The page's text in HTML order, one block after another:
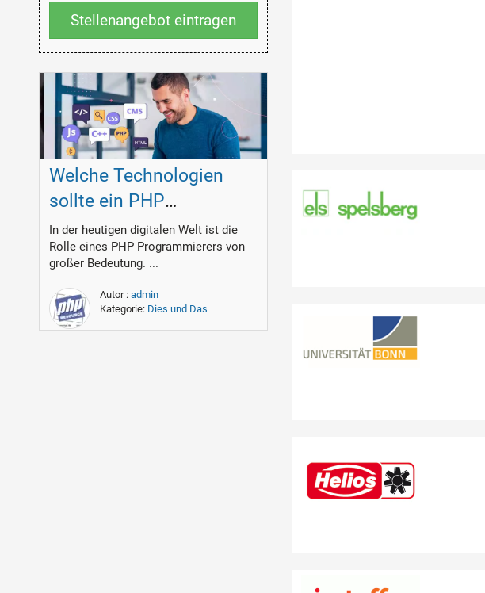
Stellenangebot eintragen
Welche Technologien
sollte ein PHP
Programmierer
beherrschen?
In der heutigen digitalen Welt ist die
Rolle eines PHP Programmierers von
großer Bedeutung. ...
Autor : admin
Kategorie: Dies und Das